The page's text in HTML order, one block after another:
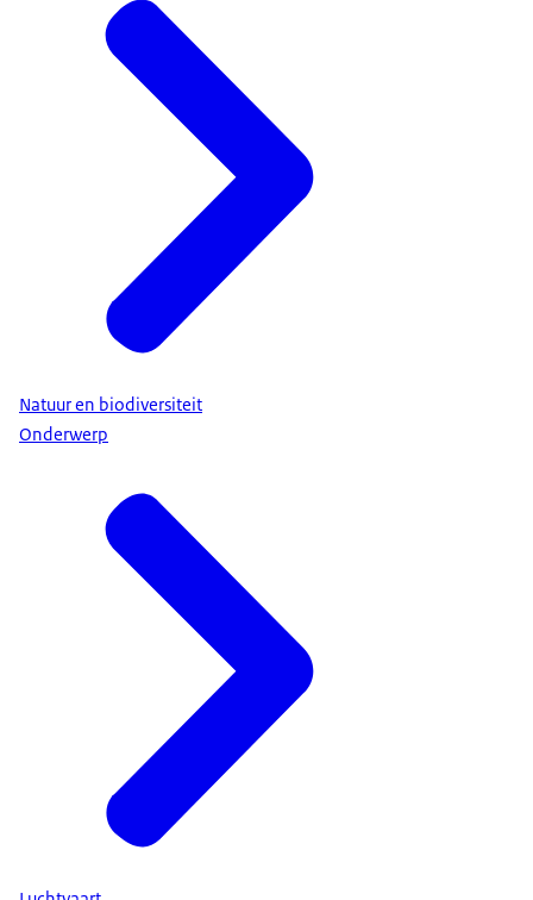
Natuur en biodiversiteit
Onderwerp